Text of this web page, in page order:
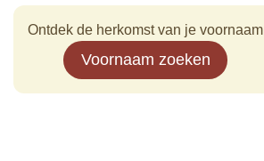
Ontdek de herkomst van je voornaam
Voornaam zoeken